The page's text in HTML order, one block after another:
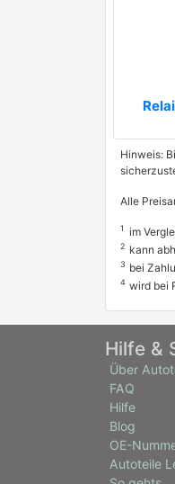
Hinweis:
Alle
1 im
2 kann
3 bei
4 wird bei
Hilfe &
Über
FAQ
Hilfe
Blog
OE-
Autoteile